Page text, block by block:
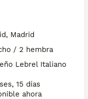
raza, podemos
con
y que por
Madrid
/ 2 hembra
Lebrel Italiano
15 días
ahora